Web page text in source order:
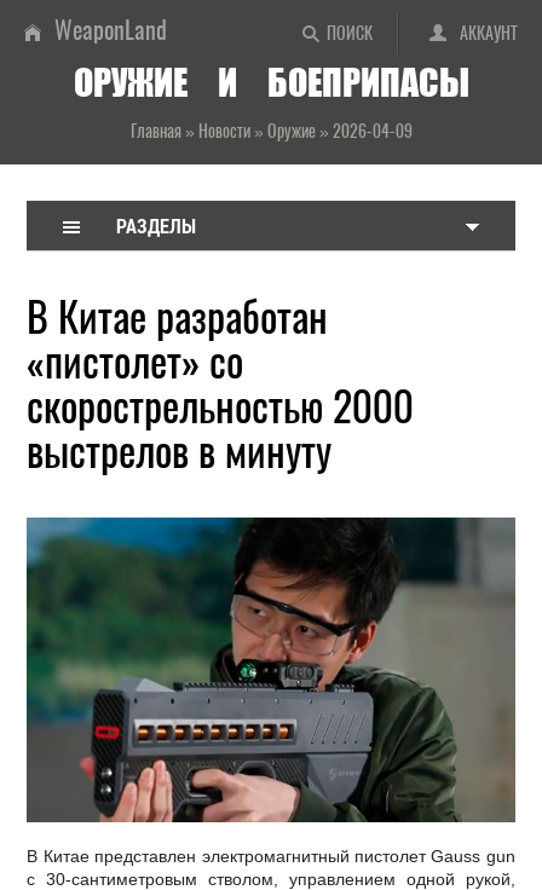
ПОИСК АККАУНТ
WeaponLand
ОРУЖИЕ И БОЕПРИПАСЫ
Главная» Новости» Оружие» 2026-04-09
РАЗДЕЛЫ
В Китае разработан
«пистолет» со
скорострельностью 2000
выстрелов в минуту
В Китае представлен электромагнитный пистолет Gauss gun
с 30-сантиметровым стволом, управлением одной рукой,